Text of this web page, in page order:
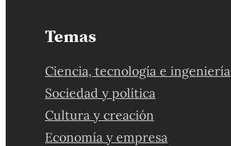
Temas
Ciencia, tecnología e ingeniería
Sociedad y política
Cultura y creación
Economía y empresa